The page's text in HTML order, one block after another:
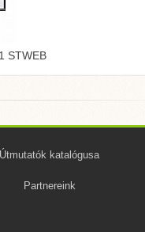
STWEB
Útmutatók katalógusa
Partnereink